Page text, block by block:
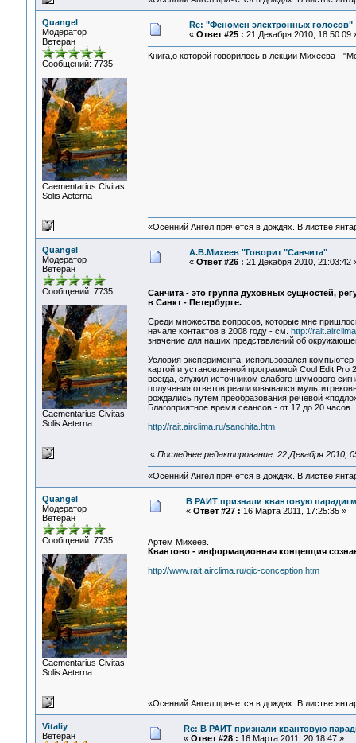
Quangel
Модератор
Ветеран
Сообщений: 7735
Сaementarius Civitas
Solis Aeterna
Re: "Феномен электронных голосов"
« Ответ #25 : 21 Декабря 2010, 18:50:09
Книга,о которой говорилось в лекции Михеева -
«Осенний Ангел прячется в дождях. В листве
Quangel
Модератор
Ветеран
Сообщений: 7735
Сaementarius Civitas
Solis Aeterna
А.В.Михеев "Говорит "Санчита"
« Ответ #26 : 21 Декабря 2010, 21:03:42
Санчита - это группа духовных сущностей,
в Санкт - Петербурге.
Среди множества вопросов, которые мне
начале контактов в 2008 году - см.
http://
значение для наших представлений об
Условия эксперимента: использовался
картой и установленной программой Cool Edit
всегда, служил источником слабого шумового
получения ответов реализовывался
рождались путем преобразования речевой
Благоприятное время сеансов - от 17 до 20 часов
http://rait.airclima.ru/sanchita.htm
« Последнее редактирование: 22 Декабря 2010,
«Осенний Ангел прячется в дождях. В листве
Quangel
Модератор
Ветеран
Сообщений: 7735
Сaementarius Civitas
Solis Aeterna
В РАИТ признали квантовую
« Ответ #27 : 16 Марта 2011, 17:25:35 »
Артем Михеев.
Квантово - информационная концепция
http://www.rait.airclima.ru/qic-conception.htm
«Осенний Ангел прячется в дождях. В листве
Vitaliy
Ветеран
Re: В РАИТ признали квантовую
« Ответ #28 : 16 Марта 2011, 20:18:47 »